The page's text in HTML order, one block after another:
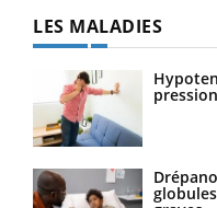
LES MALADIES